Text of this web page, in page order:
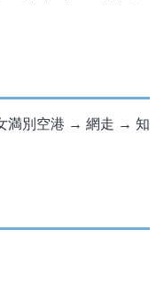
別空港 → 網走 → 知